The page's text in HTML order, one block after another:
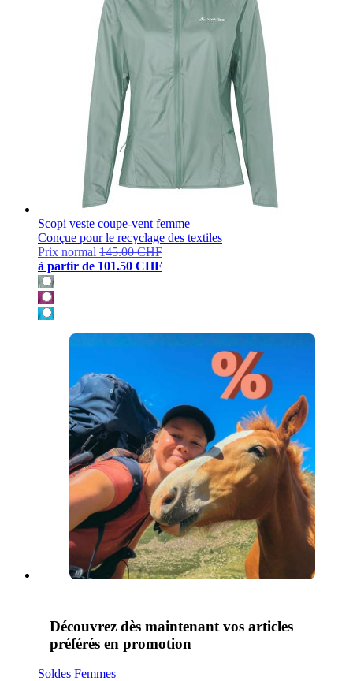
Scopi veste coupe-vent femme
Conçue pour le recyclage des textiles
Prix normal 145.00 CHF
à partir de 101.50 CHF
Découvrez dès maintenant vos articles
préférés en promotion
Soldes Femmes